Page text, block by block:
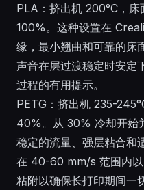
PLA：挤出机 200°C，
100%。这种设置在
缘，最小翘曲和可靠的床
声音在层过渡稳定时安定
过程的有用提示。
PETG：挤出机 235-
40%。从 30% 冷却开始
稳定的流量、强层粘合和
在 40-60 mm/s 范围内
粘附以确保长打印期间一